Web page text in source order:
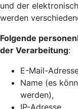
und der
werden
Folgende
der Verarbeitung:
E-Mail-
Name (es
werden),
IP-Adresse,